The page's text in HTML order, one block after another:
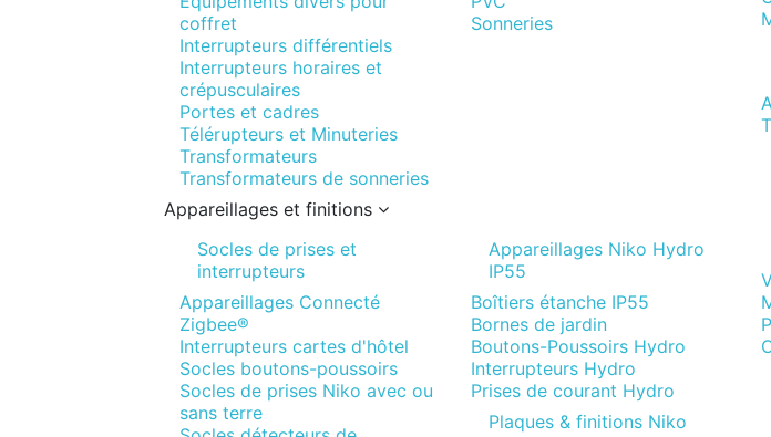
coffret
Interrupteurs différentiels
Interrupteurs horaires et
crépusculaires
Portes et cadres
Télérupteurs et Minuteries
Transformateurs
Transformateurs de sonneries
Sonneries
Appareillages et finitions
Socles de prises et
interrupteurs
Appareillages Connecté
Zigbee®
Interrupteurs cartes d'hôtel
Socles boutons-poussoirs
Socles de prises Niko avec ou
sans terre
Appareillages Niko Hydro
IP55
Boîtiers étanche IP55
Bornes de jardin
Boutons-Poussoirs Hydro
Interrupteurs Hydro
Prises de courant Hydro
Plaques & finitions Niko